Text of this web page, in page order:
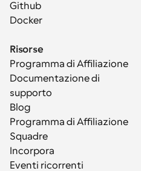
Github
Docker
Risorse
Programma di Affiliazione
Documentazione di
supporto
Blog
Programma di Affiliazione
Squadre
Incorpora
Eventi ricorrenti